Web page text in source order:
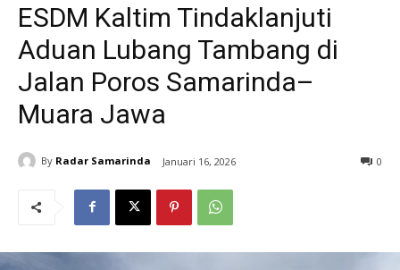
ESDM Kaltim Tindaklanjuti
Aduan Lubang Tambang di
Jalan Poros Samarinda–
Muara Jawa
By Radar Samarinda Januari 16, 2026 0